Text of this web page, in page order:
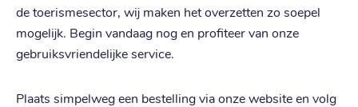
de toerismesector, wij maken het overzetten zo soepel
mogelijk. Begin vandaag nog en profiteer van onze
gebruiksvriendelijke service.
Plaats simpelweg een bestelling via onze website en volg